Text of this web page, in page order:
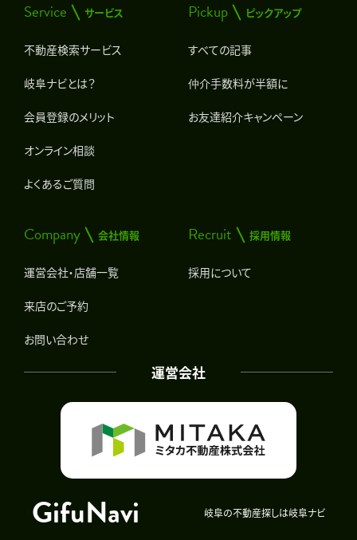
Service サービス
不動産検索サービス
岐阜ナビとは？
会員登録のメリット
オンライン相談
よくあるご質問
Pickup ピックアップ
すべての記事
仲介手数料が半額に
お友達紹介キャンペーン
Company 会社情報
運営会社・店舗一覧
来店のご予約
お問い合わせ
Recruit 採用情報
採用について
運営会社
GifuNavi 岐阜の不動産探しは岐阜ナビ